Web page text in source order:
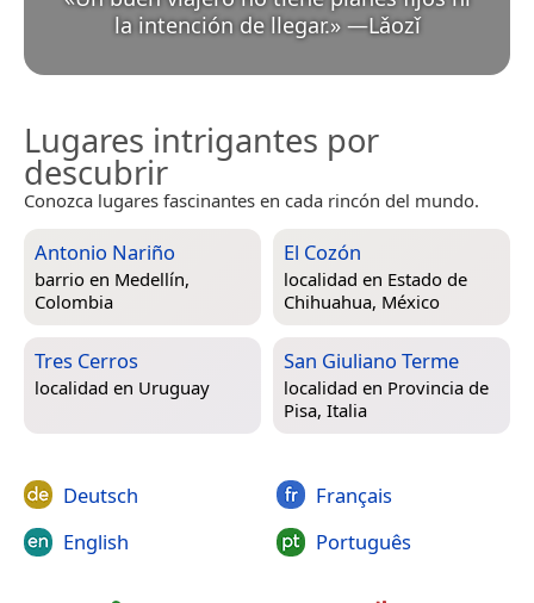
la intención de llegar.» —Lǎozǐ
Lugares intrigantes por
descubrir
Conozca lugares fascinantes en cada rincón del mundo.
Antonio Nariño
barrio en Medellín,
Colombia
El Cozón
localidad en Estado de
Chihuahua, México
Tres Cerros
localidad en Uruguay
San Giuliano Terme
localidad en Provincia de
Pisa, Italia
Deutsch
English
Français
Português